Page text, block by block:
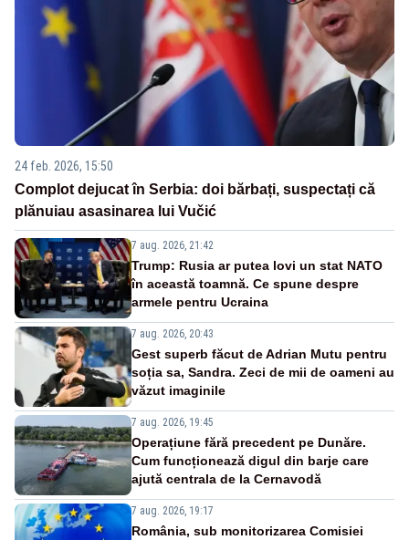
24 feb. 2026, 15:50
Complot dejucat în Serbia: doi bărbați, suspectați că
plănuiau asasinarea lui Vučić
7 aug. 2026, 21:42
Trump: Rusia ar putea lovi un stat NATO
în această toamnă. Ce spune despre
armele pentru Ucraina
7 aug. 2026, 20:43
Gest superb făcut de Adrian Mutu pentru
soția sa, Sandra. Zeci de mii de oameni au
văzut imaginile
7 aug. 2026, 19:45
Operațiune fără precedent pe Dunăre.
Cum funcționează digul din barje care
ajută centrala de la Cernavodă
7 aug. 2026, 19:17
România, sub monitorizarea Comisiei